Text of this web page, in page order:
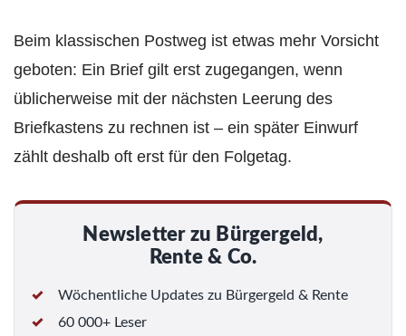
Beim klassischen Postweg ist etwas mehr Vorsicht
geboten: Ein Brief gilt erst zugegangen, wenn
üblicherweise mit der nächsten Leerung des
Briefkastens zu rechnen ist – ein später Einwurf
zählt deshalb oft erst für den Folgetag.
Newsletter zu Bürgergeld,
Rente & Co.
Wöchentliche Updates zu Bürgergeld & Rente
60 000+ Leser